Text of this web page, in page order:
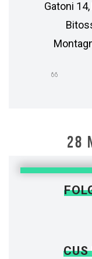
Gatoni
28